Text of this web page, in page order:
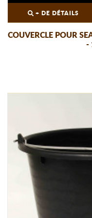
+ DE DÉTAILS
COUVERCLE POUR
-